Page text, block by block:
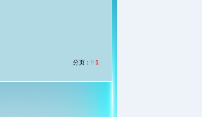
分页： 9 1 :